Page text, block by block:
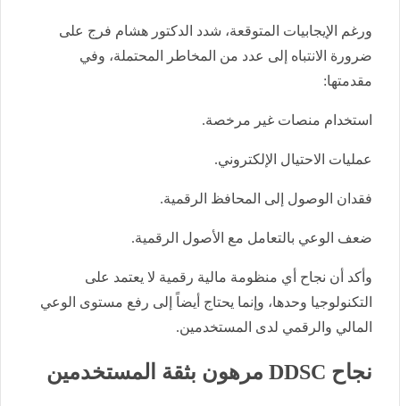
ورغم الإيجابيات المتوقعة، شدد الدكتور هشام فرج على
ضرورة الانتباه إلى عدد من المخاطر المحتملة، وفي
مقدمتها:
استخدام منصات غير مرخصة.
عمليات الاحتيال الإلكتروني.
فقدان الوصول إلى المحافظ الرقمية.
ضعف الوعي بالتعامل مع الأصول الرقمية.
وأكد أن نجاح أي منظومة مالية رقمية لا يعتمد على
التكنولوجيا وحدها، وإنما يحتاج أيضاً إلى رفع مستوى الوعي
المالي والرقمي لدى المستخدمين.
نجاح DDSC مرهون بثقة المستخدمين